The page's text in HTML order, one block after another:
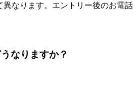
異なります。エントリー後のお電話
なりますか？